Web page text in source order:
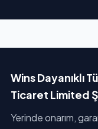
Wins Dayanıklı
Ticaret Limited
Yerinde onarım,